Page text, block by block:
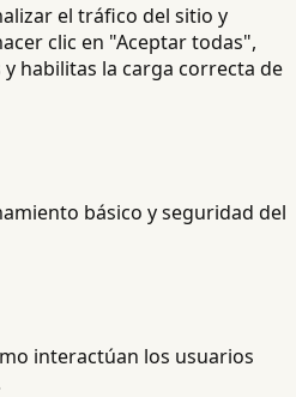
el tráfico del sitio y
clic en "Aceptar todas",
habilitas la carga correcta de
básico y seguridad del
interactúan los usuarios